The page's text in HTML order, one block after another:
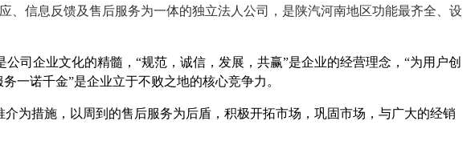
、信息反馈及售后服务为一体的独立法人公司，是陕汽河南地区功能最齐全、设
司企业文化的精髓，“规范，诚信，发展，共赢”是企业的经营理念，“为用户创
一诺千金”是企业立于不败之地的核心竞争力。
为措施，以周到的售后服务为后盾，积极开拓市场，巩固市场，与广大的经销